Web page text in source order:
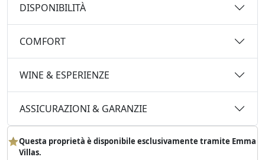
DISPONIBILITÀ
COMFORT
WINE & ESPERIENZE
ASSICURAZIONI & GARANZIE
Questa proprietà è disponibile esclusivamente tramite Emma
Villas.